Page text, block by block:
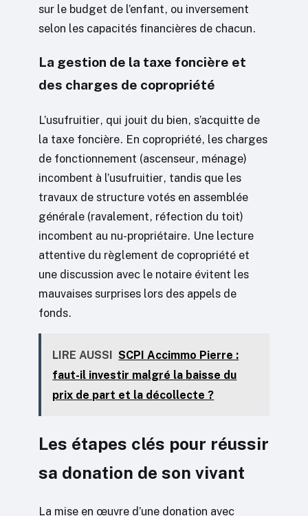
sur le budget de l’enfant, ou inversement
selon les capacités financières de chacun.
La gestion de la taxe foncière et
des charges de copropriété
L’usufruitier, qui jouit du bien, s’acquitte de
la taxe foncière. En copropriété, les charges
de fonctionnement (ascenseur, ménage)
incombent à l’usufruitier, tandis que les
travaux de structure votés en assemblée
générale (ravalement, réfection du toit)
incombent au nu-propriétaire. Une lecture
attentive du règlement de copropriété et
une discussion avec le notaire évitent les
mauvaises surprises lors des appels de
fonds.
LIRE AUSSI SCPI Accimmo Pierre :
faut-il investir malgré la baisse du
prix de part et la décollecte ?
Les étapes clés pour réussir
sa donation de son vivant
La mise en œuvre d’une donation avec